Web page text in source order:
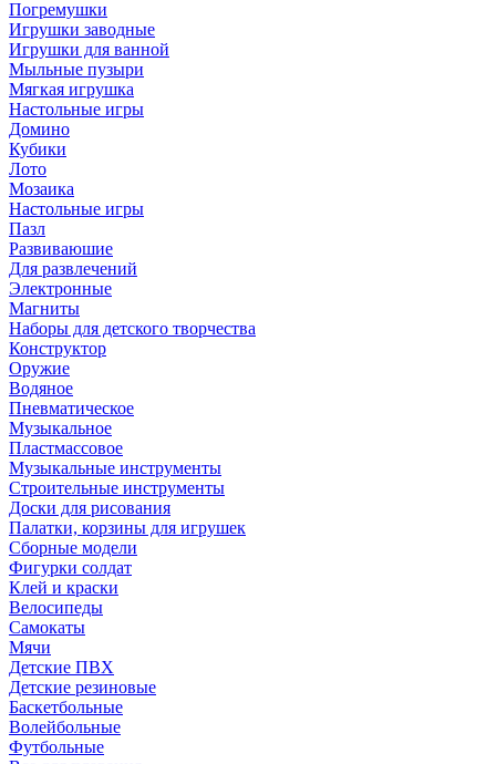
Погремушки
Игрушки заводные
Игрушки для ванной
Мыльные пузыри
Мягкая игрушка
Настольные игры
Домино
Кубики
Лото
Мозаика
Настольные игры
Пазл
Развиваюшие
Для развлечений
Электронные
Магниты
Наборы для детского творчества
Конструктор
Оружие
Водяное
Пневматическое
Музыкальное
Пластмассовое
Музыкальные инструменты
Строительные инструменты
Доски для рисования
Палатки, корзины для игрушек
Сборные модели
Фигурки солдат
Клей и краски
Велосипеды
Самокаты
Мячи
Детские ПВХ
Детские резиновые
Баскетбольные
Волейбольные
Футбольные